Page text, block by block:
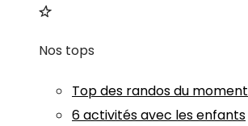
Nos tops
Top des randos du moment
6 activités avec les enfants